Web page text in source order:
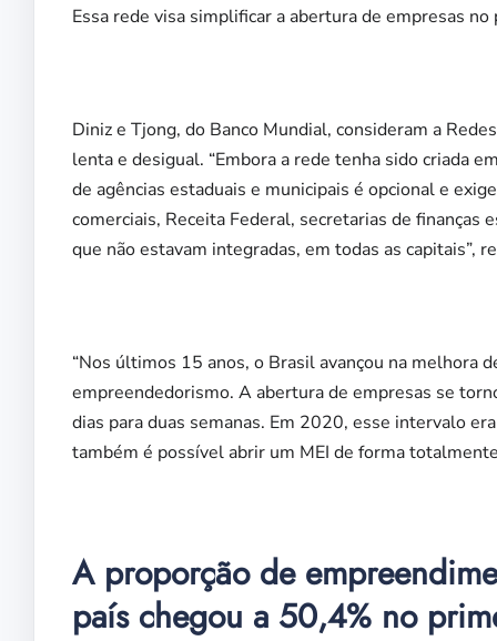
Essa rede visa simplificar a abertura de empresas no
Diniz e Tjong, do Banco Mundial, consideram a
lenta e desigual. “Embora a rede tenha sido criada
de agências estaduais e municipais é opcional e
comerciais, Receita Federal, secretarias de finanças
que não estavam integradas, em todas as capitais”,
“Nos últimos 15 anos, o Brasil avançou na melhora
empreendedorismo. A abertura de empresas se
dias para duas semanas. Em 2020, esse intervalo
também é possível abrir um MEI de forma
A proporção de
país chegou a 50,4% no